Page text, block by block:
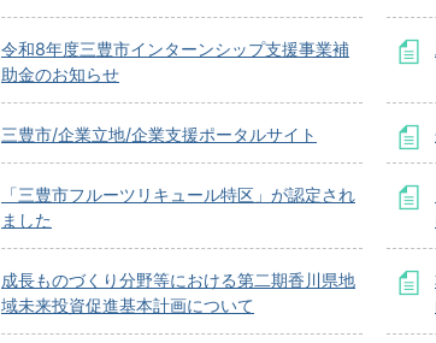
令和8年度三豊市インターンシップ支援事業補
助金のお知らせ
三豊市/企業立地/企業支援ポータルサイト
「三豊市フルーツリキュール特区」が認定され
ました
成長ものづくり分野等における第二期香川県地
域未来投資促進基本計画について